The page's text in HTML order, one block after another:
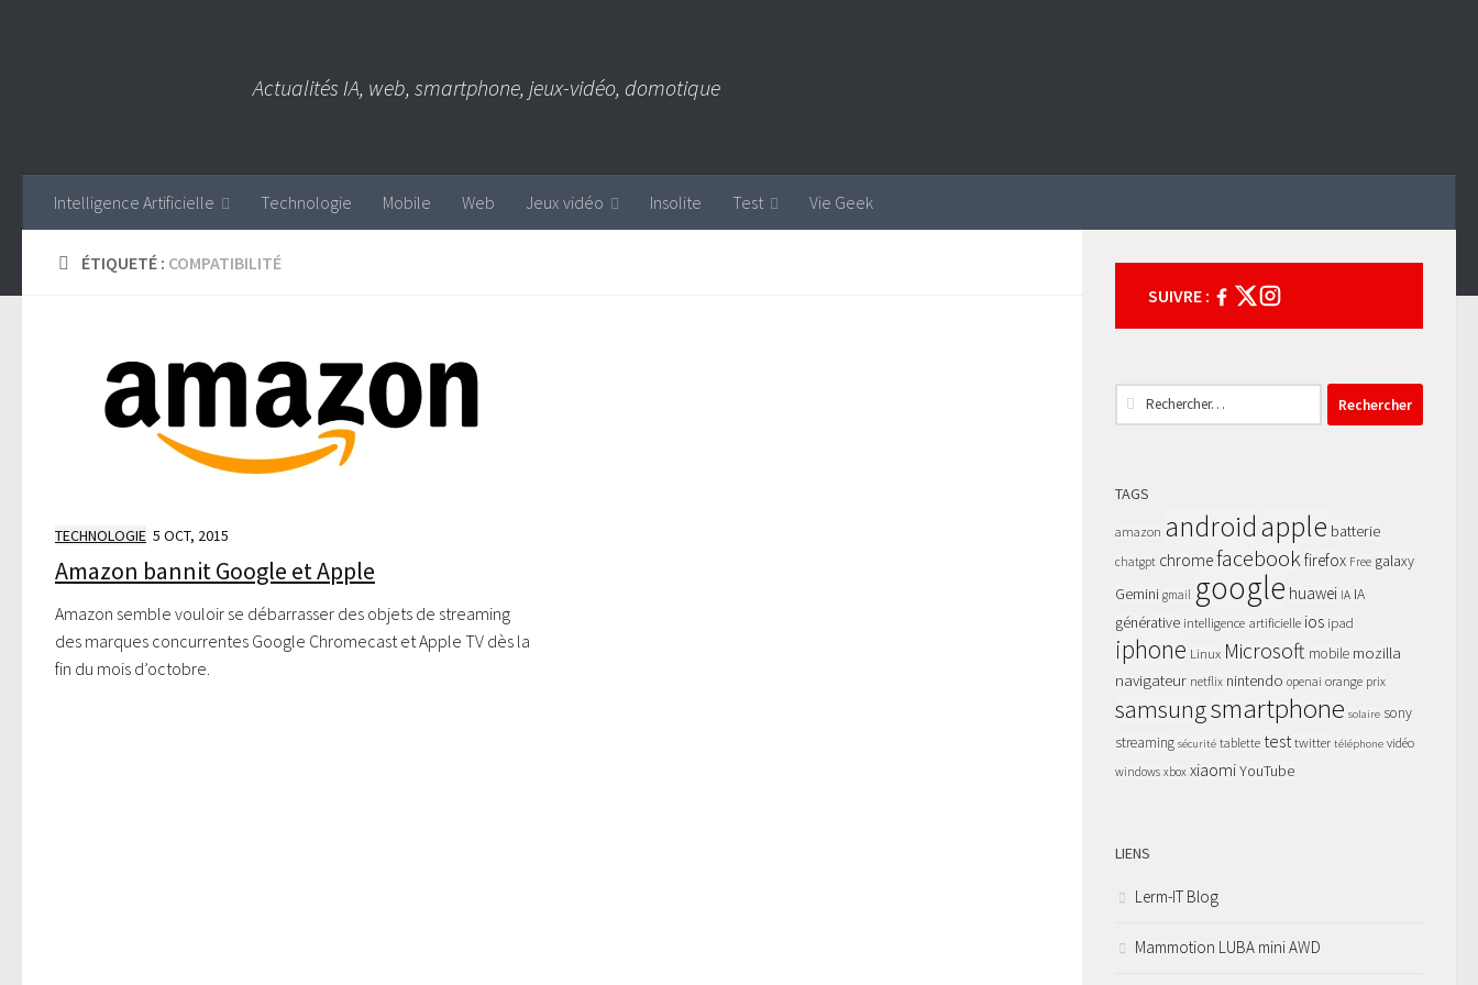
Actualités IA, web, smartphone, jeux-vidéo, domotique
Intelligence Artificielle Technologie Mobile Web Jeux vidéo Insolite Test Vie Geek
ÉTIQUETÉ : COMPATIBILITÉ
TECHNOLOGIE 5 OCT, 2015
Amazon bannit Google et Apple
Amazon semble vouloir se débarrasser des objets de streaming
des marques concurrentes Google Chromecast et Apple TV dès la
fin du mois d’octobre.
SUIVRE :
Rechercher :
TAGS
amazon androidapple batterie
chatgpt chromefacebookfirefox Free galaxy
Gemini gmail google huawei IA IA
générative intelligence artificielle ios ipad
iphone Linux Microsoft mobile mozilla
navigateur netflix nintendo openai orange prix
samsungsmartphone solaire sony
streaming sécurité tablette testtwitter téléphone vidéo
windows xbox xiaomiYouTube
LIENS
Lerm-IT Blog
Mammotion LUBA mini AWD